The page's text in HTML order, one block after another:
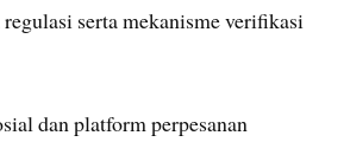
serta mekanisme verifikasi
dan platform perpesanan